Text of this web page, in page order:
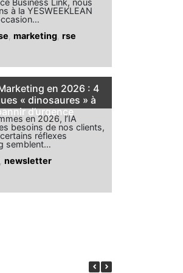
à la YESWEEKLEAN
marketing rse
en 2026 : 4
« dinosaures » à
d’urgence
en 2026, l’IA
besoins de nos clients,
réflexes
semblent…
, newsletter